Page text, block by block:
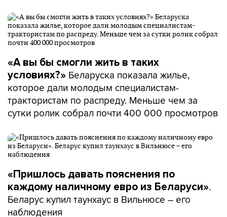
«А вы бы смогли жить в таких
условиях?» Беларуска показала жилье,
которое дали молодым специалистам-
трактористам по распреду. Меньше чем за
сутки ролик собрал почти 400 000 просмотров
«Пришлось давать пояснения по
каждому наличному евро из Беларуси».
Беларус купил таунхаус в Вильнюсе – его
наблюдения